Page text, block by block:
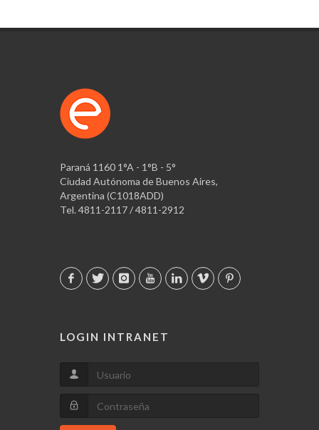
Paraná 1160 1°A - 1°B - 5°
Ciudad Autónoma de Buenos Aires,
Argentina (C1018ADD)
Tel. 4811-2117 / 4811-2912
LOGIN INTRANET